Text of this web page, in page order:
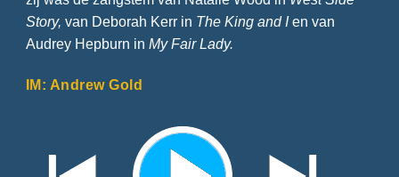
Story, van Deborah Kerr in The King and Ien van
Audrey Hepburn in My Fair Lady.
IM: Andrew Gold